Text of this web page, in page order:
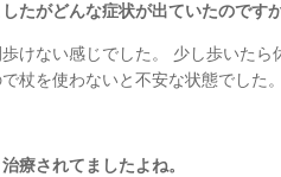
たがどんな症状が出ていたのです
けない感じでした。 少し歩いた
杖を使わないと不安な状態でした。
療されてましたよね。